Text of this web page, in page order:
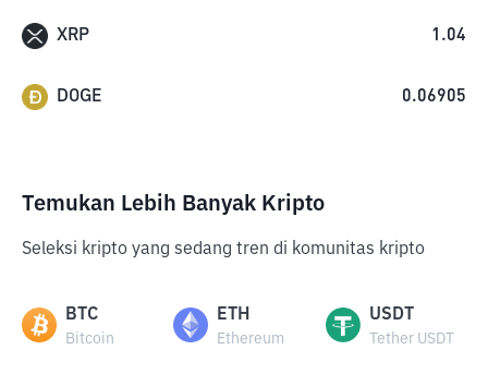
XRP 1.04
DOGE 0.06905
Temukan Lebih Banyak Kripto
Seleksi kripto yang sedang tren di komunitas kripto
BTC
Bitcoin
ETH
Ethereum
USDT
Tether USDT